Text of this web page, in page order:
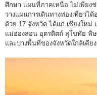
ศึกษา แผนที่ภาคเหนือ ไม่เพียง
วางแผนการเดินทางท่องเที่ยว
ด้วย 17 จังหวัด ได้แก่ เชียงใหม่
แม่ฮ่องสอน อุตรดิตถ์ สุโขทัย พิ
และบางพื้นที่ของจังหวัดใกล้เคียง